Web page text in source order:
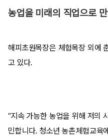
농업을 미래의 직업으로
해피초원목장은 체험목장 외에
고 있다.
“지속 가능한 농업을 위해 저의
민합니다. 청소년 농촌체험교육